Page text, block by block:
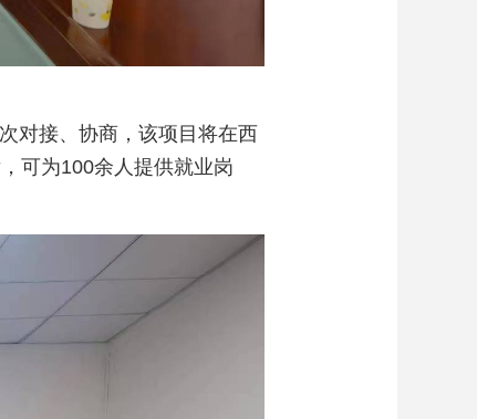
对接、协商，该项目将在西
可为100余人提供就业岗